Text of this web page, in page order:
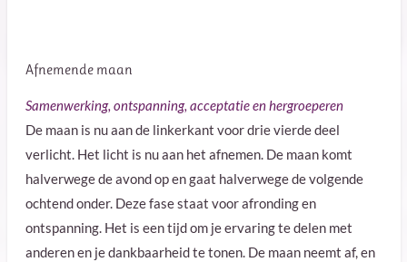
Afnemende maan
Samenwerking, ontspanning, acceptatie en hergroeperen
De maan is nu aan de linkerkant voor drie vierde deel
verlicht. Het licht is nu aan het afnemen. De maan komt
halverwege de avond op en gaat halverwege de volgende
ochtend onder. Deze fase staat voor afronding en
ontspanning. Het is een tijd om je ervaring te delen met
anderen en je dankbaarheid te tonen. De maan neemt af, en